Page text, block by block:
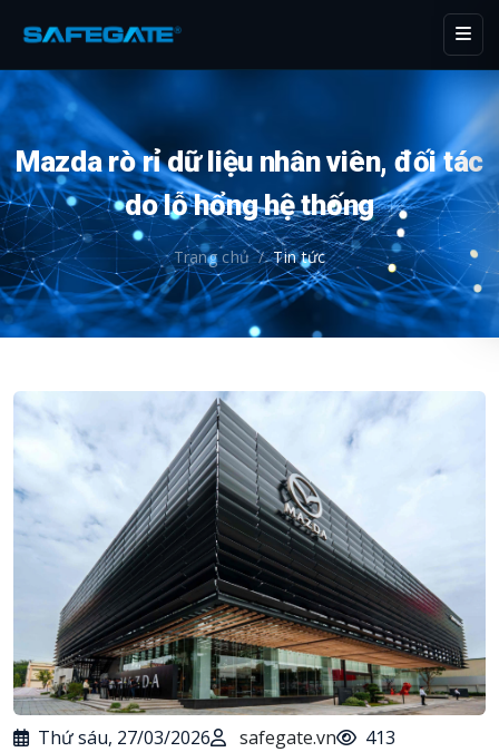
Mazda rò rỉ dữ liệu nhân viên, đối tác
do lỗ hổng hệ thống
Trang chủ / Tin tức
Thứ sáu, 27/03/2026 safegate.vn 413